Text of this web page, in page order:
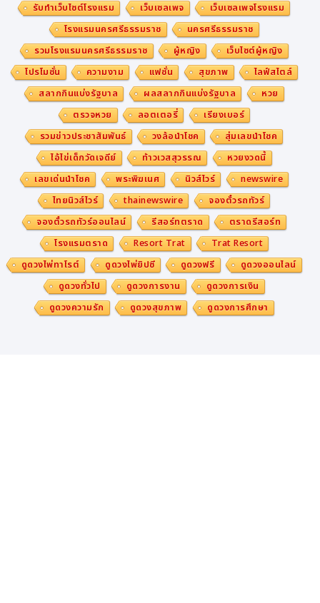
รับทำเว็บไซต์โรงแรม
เว็บเซลเพจ
เว็บเซลเพจโรงแรม
โรงแรมนครศรีธรรมราช
นครศรีธรรมราช
รวมโรงแรมนครศรีธรรมราช
ผู้หญิง
เว็บไซต์ผู้หญิง
โปรโมชั่น
ความงาม แฟชั่น สุขภาพ
ไลฟ์สไตล์
สลากกินแบ่งรัฐบาล
ผลสลากกินแบ่งรัฐบาล
หวย
ตรวจหวย
ลอตเตอรี่
เรียงเบอร์
รวมข่าวประชาสัมพันธ์
วงล้อนำโชค
สุ่มเลขนำโชค
ไอ้ไข่เด็กวัดเจดีย์
ท้าวเวสสุวรรณ
หวยงวดนี้
เลขเด่นนำโชค
พระพิฆเนศ นิวส์ไวร์
newswire
ไทยนิวส์ไวร์
thainewswire
จองตั๋วรถทัวร์
จองตั๋วรถทัวร์ออนไลน์
รีสอร์ทตราด
ตราดรีสอร์ท
โรงแรมตราด
Resort Trat
Trat Resort
ดูดวงไพ่ทาโรต์
ดูดวงไพ่ยิปซี ดูดวงฟรี
ดูดวงออนไลน์
ดูดวงทั่วไป
ดูดวงการงาน
ดูดวงการเงิน
ดูดวงความรัก
ดูดวงสุขภาพ ดูดวงการศึกษา